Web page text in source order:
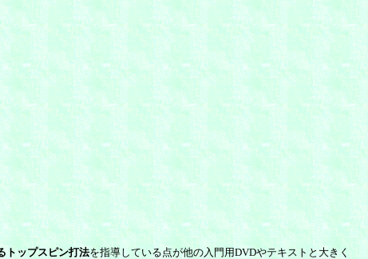
トップスピン打法を指導している点が他の入門用DVDやテキストと大きく